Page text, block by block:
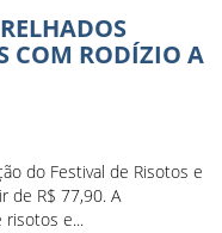
COM RODÍZIO A
do Festival de Risotos e
de R$ 77,90. A
risotos e...